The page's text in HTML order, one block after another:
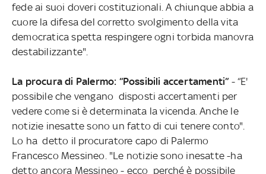
fede ai suoi doveri costituzionali. A chiunque abbia a
cuore la difesa del corretto svolgimento della vita
democratica spetta respingere ogni torbida manovra
destabilizzante".
La procura di Palermo: “Possibili accertamenti” - “E'
possibile che vengano disposti accertamenti per
vedere come si è determinata la vicenda. Anche le
notizie inesatte sono un fatto di cui tenere conto".
Lo ha detto il procuratore capo di Palermo
Francesco Messineo. "Le notizie sono inesatte -ha
detto ancora Messineo - ecco perché è possibile